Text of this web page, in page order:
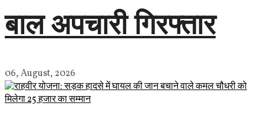
बाल अपचारी गिरफ्तार
06, August, 2026